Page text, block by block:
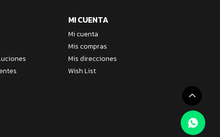
MI CUENTA
Mi cuenta
Mis compras
Mis direcciones
Wish List